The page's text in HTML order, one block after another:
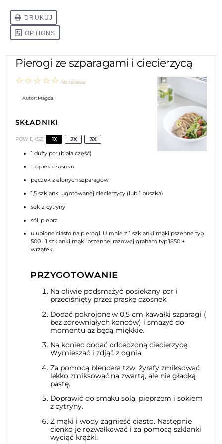
Pierogi ze szparagami i ciecierzycą
☆
☆
☆
☆
☆ No reviews
Autor: Magda
SKŁADNIKI
POWIĘKSZ 1X 2X
3X
1 duży por (biała część)
1 ząbek czosnku
pęczek zielonych szparagów
1,5 szklanki ugotowanej ciecierzycy (lub1 puszka)
sok z cytryny
sól, pieprz
ulubione ciasto na pierogi. U mnie z 1 szklanki mąki pszenne typ
500 i 1 szklanki mąki pszennej razowej graham typ 1850 +
wrzątek.
PRZYGOTOWANIE
Na oliwie podsmażyć posiekany por i
przeciśnięty przez praskę czosnek.
Dodać pokrojone w 0,5 cm kawałki szparagi (
bez zdrewniałych konców) i smażyć do
momentu aż będą miękkie.
Na koniec dodać odcedzoną ciecierzycę.
Wymieszać i zdjąć z ognia.
Za pomocą blendera tzw. żyrafy zmiksować
lekko zmiksować na zwartą, ale nie gładką
pastę.
Doprawić do smaku solą, pieprzem i sokiem
z cytryny.
Z mąki i wody zagnieść ciasto. Następnie
cienko je rozwałkować i za pomocą szklanki
wyciąć krążki.